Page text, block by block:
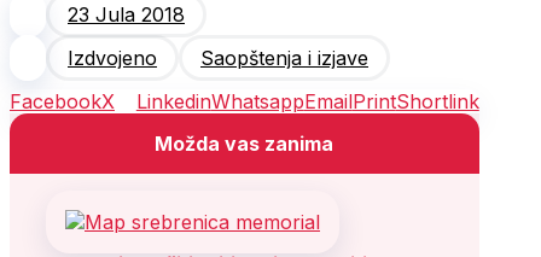
23 Jula 2018
Izdvojeno
Saopštenja i izjave
FacebookX LinkedinWhatsappEmailPrintShortlink
Možda vas zanima